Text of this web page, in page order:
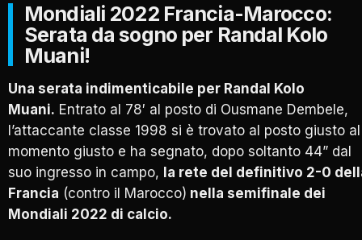
Mondiali 2022 Francia-Marocco:
Serata da sogno per Randal Kolo
Muani!
Una serata indimenticabile per Randal Kolo
Muani. Entrato al 78′ al posto di Ousmane Dembele,
l’attaccante classe 1998 si è trovato al posto giusto al
momento giusto e ha segnato, dopo soltanto 44” dal
suo ingresso in campo, la rete del definitivo 2-0
Francia (contro il Marocco) nella semifinale dei
Mondiali 2022 di calcio.